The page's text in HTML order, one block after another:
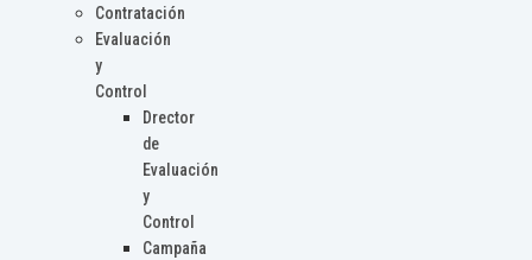
Contratación
Evaluación
y
Control
Drector
de
Evaluación
y
Control
Campaña